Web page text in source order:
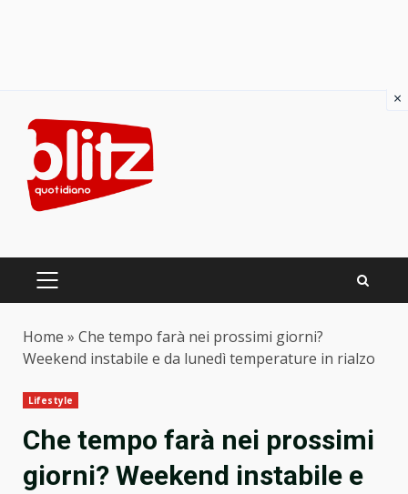
content
PRIMARY
Home » Che tempo farà nei prossimi giorni?
Weekend instabile e da lunedì temperature in rialzo
Lifestyle
Che tempo farà nei prossimi
giorni? Weekend instabile e
×